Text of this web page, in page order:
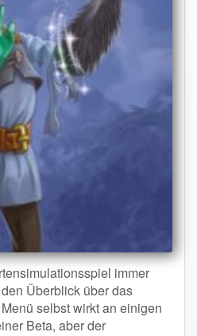
immer
Überblick über das
selbst wirkt an einigen
Beta, aber der